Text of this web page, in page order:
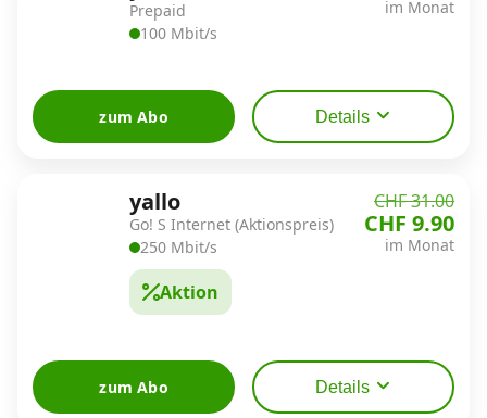
Internet, TV, Telefon
Forum
Prepaid
100 Mbit/s
im Monat
zum Abo Details
yallo
Go! S Internet (Aktionspreis)
250 Mbit/s
Aktion
CHF 31.00
CHF 9.90
im Monat
zum Abo Details